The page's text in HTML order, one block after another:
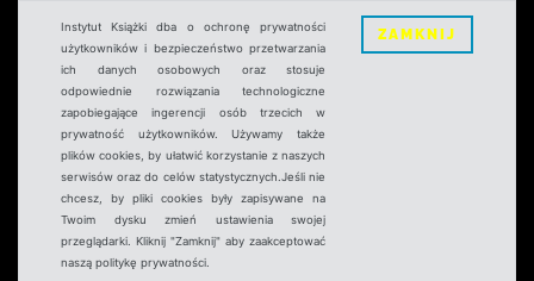
Instytut Książki dba o ochronę prywatności
użytkowników i bezpieczeństwo przetwarzania
ich danych osobowych oraz stosuje
odpowiednie rozwiązania technologiczne
zapobiegające ingerencji osób trzecich w
prywatność użytkowników. Używamy także
plików cookies, by ułatwić korzystanie z naszych
serwisów oraz do celów statystycznych.Jeśli nie
chcesz, by pliki cookies były zapisywane na
Twoim dysku zmień ustawienia swojej
przeglądarki. Kliknij "Zamknij" aby zaakceptować
naszą politykę prywatności.
ZAMKNIJ